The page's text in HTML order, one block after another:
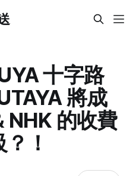
十字路
將成
NHK 的收費
！